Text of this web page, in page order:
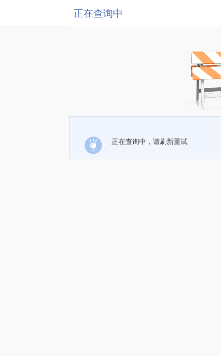
正在查询中
正在查询中，请刷新重试